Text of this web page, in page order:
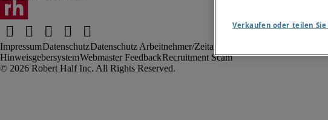
ImpressumDatenschutzDatenschutz Arbeitnehmer/Zeitarbeitskräfte
HinweisgebersystemWebmaster FeedbackRecruitment Scam
Verkaufen oder teilen